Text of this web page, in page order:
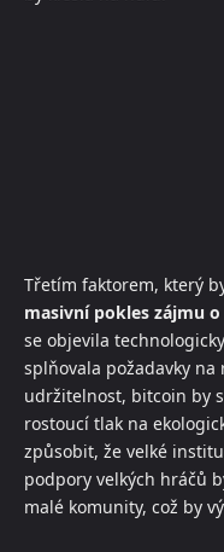
Třetím faktorem, který
masivní pokles zájmu
se objevila
splňovala požadavky
udržitelnost, bitcoin by
rostoucí tlak na
způsobit, že velké
podpory velkých hráčů
malé komunity, což by